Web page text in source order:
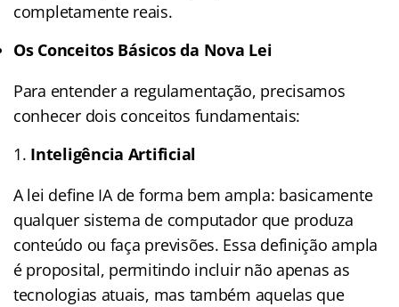
completamente reais.
Os Conceitos Básicos da Nova Lei
Para entender a regulamentação, precisamos
conhecer dois conceitos fundamentais:
Inteligência Artificial
A lei define IA de forma bem ampla: basicamente
qualquer sistema de computador que produza
conteúdo ou faça previsões. Essa definição ampla
é proposital, permitindo incluir não apenas as
tecnologias atuais, mas também aquelas que